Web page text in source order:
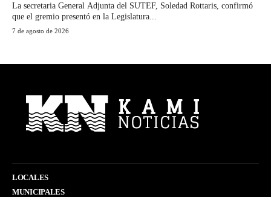
La secretaria General Adjunta del SUTEF, Soledad Rottaris, confirmó
que el gremio presentó en la Legislatura...
7 de agosto de 2026
LOCALES
MUNICIPALES